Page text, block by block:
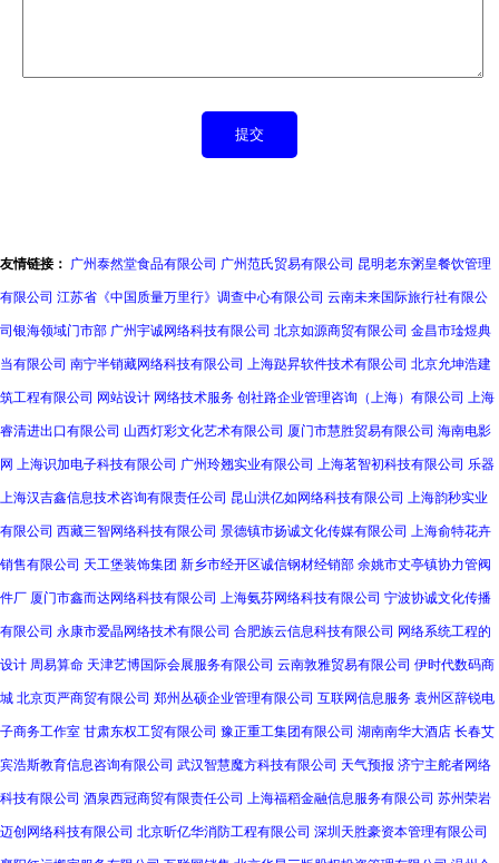
友情链接： 广州泰然堂食品有限公司 广州范氏贸易有限公司 昆明老东粥皇餐饮管理
有限公司 江苏省《中国质量万里行》调查中心有限公司 云南未来国际旅行社有限公
司银海领域门市部 广州宇诚网络科技有限公司 北京如源商贸有限公司 金昌市琻煜典
当有限公司 南宁半销藏网络科技有限公司 上海跶昇软件技术有限公司 北京允坤浩建
筑工程有限公司 网站设计 网络技术服务 创社路企业管理咨询（上海）有限公司 上海
睿清进出口有限公司 山西灯彩文化艺术有限公司 厦门市慧胜贸易有限公司 海南电影
网 上海识加电子科技有限公司 广州玲翘实业有限公司 上海茗智初科技有限公司 乐器
上海汉吉鑫信息技术咨询有限责任公司 昆山洪亿如网络科技有限公司 上海韵秒实业
有限公司 西藏三智网络科技有限公司 景德镇市扬诚文化传媒有限公司 上海俞特花卉
销售有限公司 天工堡装饰集团 新乡市经开区诚信钢材经销部 余姚市丈亭镇协力管阀
件厂 厦门市鑫而达网络科技有限公司 上海氨芬网络科技有限公司 宁波协诚文化传播
有限公司 永康市爱晶网络技术有限公司 合肥族云信息科技有限公司 网络系统工程的
设计 周易算命 天津艺博国际会展服务有限公司 云南敦雅贸易有限公司 伊时代数码商
城 北京页严商贸有限公司 郑州丛硕企业管理有限公司 互联网信息服务 袁州区辞锐电
子商务工作室 甘肃东权工贸有限公司 豫正重工集团有限公司 湖南南华大酒店 长春艾
宾浩斯教育信息咨询有限公司 武汉智慧魔方科技有限公司 天气预报 济宁主舵者网络
科技有限公司 酒泉西冠商贸有限责任公司 上海福稻金融信息服务有限公司 苏州荣岩
迈创网络科技有限公司 北京昕亿华消防工程有限公司 深圳天胜豪资本管理有限公司